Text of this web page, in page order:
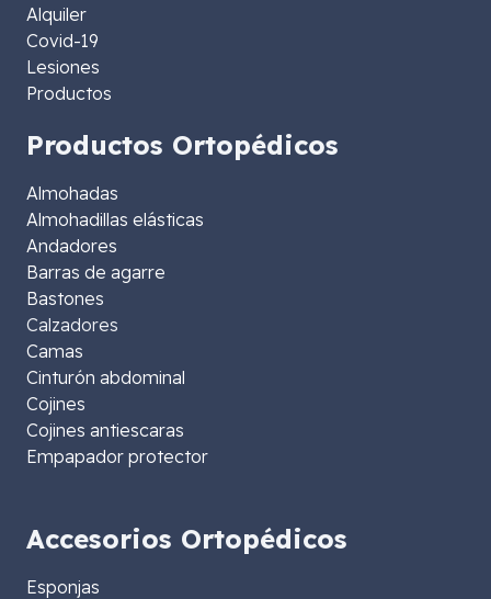
Alquiler
Covid-19
Lesiones
Productos
Productos Ortopédicos
Almohadas
Almohadillas elásticas
Andadores
Barras de agarre
Bastones
Calzadores
Camas
Cinturón abdominal
Cojines
Cojines antiescaras
Empapador protector
Accesorios Ortopédicos
Esponjas